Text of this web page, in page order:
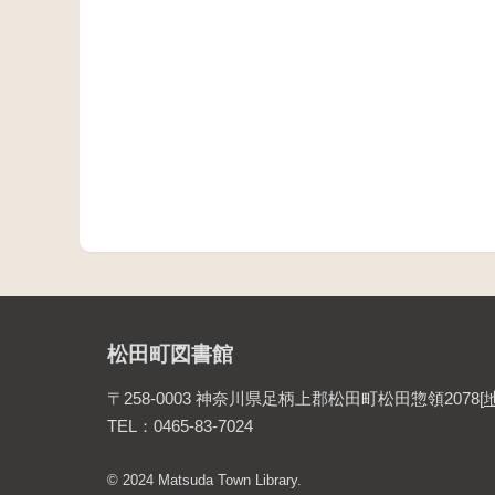
松田町図書館
〒258-0003 神奈川県足柄上郡松田町松田惣領2078[
TEL：0465-83-7024
© 2024 Matsuda Town Library.